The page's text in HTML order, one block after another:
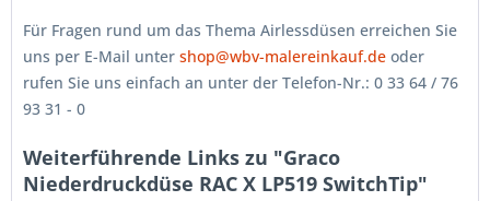
Für Fragen rund um das Thema Airlessdüsen erreichen Sie
uns per E-Mail unter shop@wbv-malereinkauf.de oder
rufen Sie uns einfach an unter der Telefon-Nr.: 0 33 64 / 76
93 31 - 0
Weiterführende Links zu "Graco
Niederdruckdüse RAC X LP519 SwitchTip"